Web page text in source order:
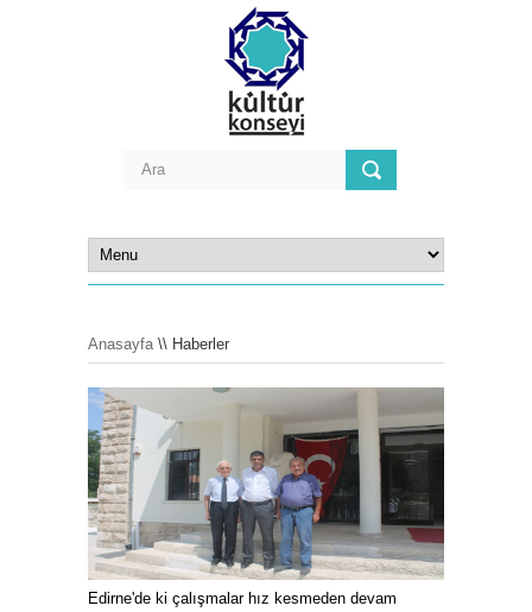
Anasayfa\\ Haberler
Edirne'de ki çalışmalar hız kesmeden devam